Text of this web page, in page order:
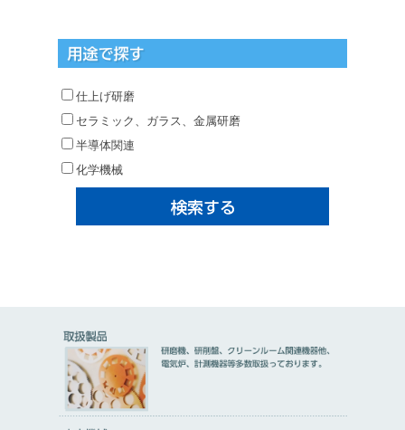
仕上げ研磨
セラミック、ガラス、金属研磨
半導体関連
化学機械